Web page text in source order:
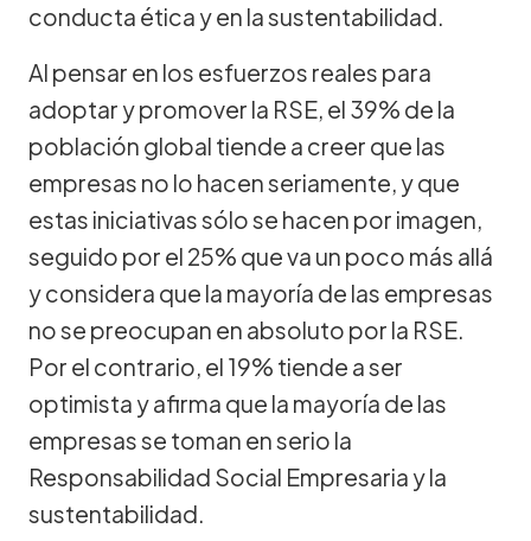
conducta ética y en la sustentabilidad.
Al pensar en los esfuerzos reales para
adoptar y promover la RSE, el 39% de la
población global tiende a creer que las
empresas no lo hacen seriamente, y que
estas iniciativas sólo se hacen por imagen,
seguido por el 25% que va un poco más allá
y considera que la mayoría de las empresas
no se preocupan en absoluto por la RSE.
Por el contrario, el 19% tiende a ser
optimista y afirma que la mayoría de las
empresas se toman en serio la
Responsabilidad Social Empresaria y la
sustentabilidad.